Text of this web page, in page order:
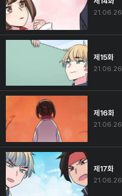
21.06.26
제15화
21.06.26
제16화
21.06.26
제17화
21.06.26